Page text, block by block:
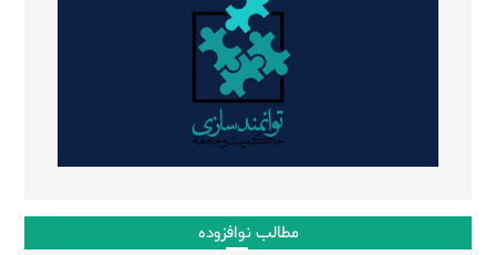
مطالب نوافزوده